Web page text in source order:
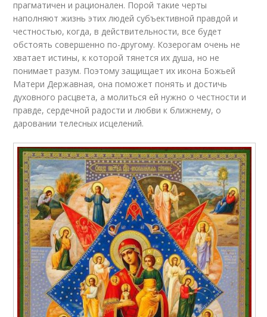
прагматичен и рационален. Порой такие черты
наполняют жизнь этих людей субъективной правдой и
честностью, когда, в действительности, все будет
обстоять совершенно по-другому. Козерогам очень не
хватает истины, к которой тянется их душа, но не
понимает разум. Поэтому защищает их икона Божьей
Матери Державная, она поможет понять и достичь
духовного расцвета, а молиться ей нужно о честности и
правде, сердечной радости и любви к ближнему, о
даровании телесных исцелений.